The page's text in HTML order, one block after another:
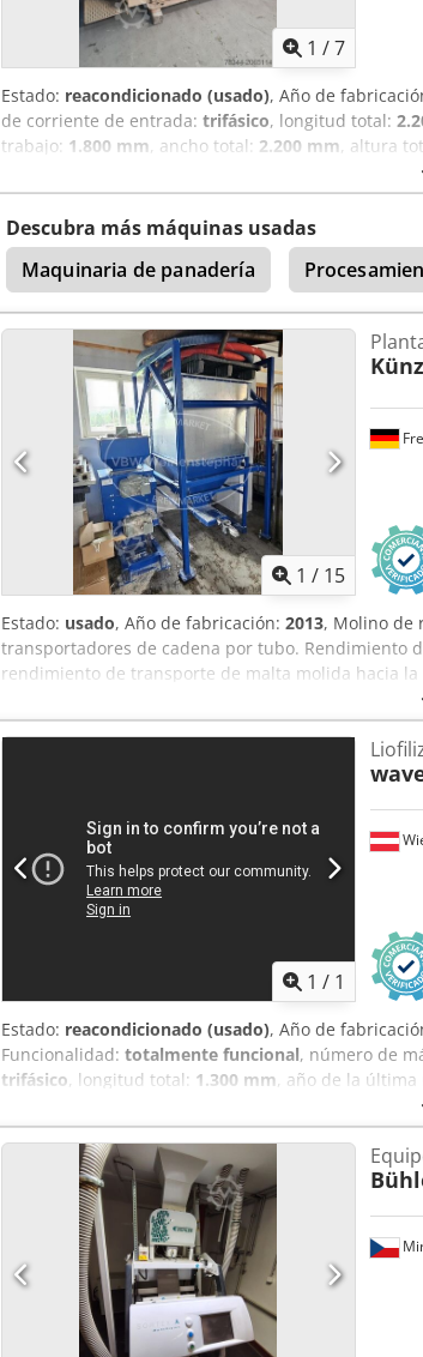
1 /7
Estado: reacondicionado (usado), Año de
de corriente de entrada: trifásico, longitud total:
trabajo: 1.800 mm, ancho total: 2.200 mm, altura
, Rodillo Roskamp SP 1600
simple alto Longitud de los rodillos: 915 mm
motor: 45 kW Año de fabricación: 2006
Descubra más máquinas usadas
Maquinaria de panadería
1 / 15
Estado: usado, Año de fabricación: 2013, Molino de
transportadores de cadena por tubo. Rendimiento
rendimiento de transporte de malta molida hacia
con silo y transportadores de cadena por tubo
Rendimiento del molino aprox.: 500 kg/h
del silo para grano molido aprox.: 450 kg Codpew
del suelo, molino sobre el silo Equipamiento: 1
malta, 1 silo para grano molido.
1 / 1
Estado: reacondicionado (usado), Año de
Funcionalidad: totalmente funcional, número de
trifásico, longitud total: 1.300 mm, año de la última
,
una versión antigua del FD440 con una altura de
La máquina está completamente reacondicionada.
máquina incluye una bomba de vacío de anillo de
Capacidad de extracción: 60 kg El modelo nuevo se